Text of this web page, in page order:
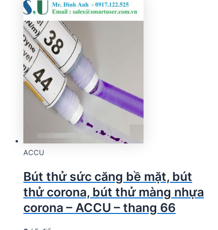
ACCU
Bút thử sức căng bề mặt, bút
thử corona, bút thử màng nhựa
corona – ACCU – thang 66